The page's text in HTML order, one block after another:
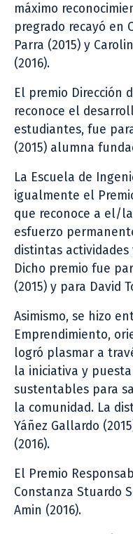
máximo
pregrado recayó en
Parra (2015) y
(2016).
El premio Dirección
reconoce el
estudiantes, fue
(2015) alumna
La Escuela de
igualmente el
que reconoce a el/
esfuerzo
distintas
Dicho premio fue
(2015) y para David
Asimismo, se hizo
Emprendimiento,
logró plasmar a
la iniciativa y
sustentables para
la comunidad. La
Yáñez Gallardo
(2016).
El Premio
Constanza Stuardo
Amin (2016).